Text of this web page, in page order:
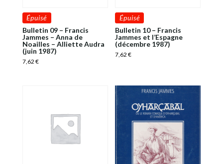
Épuisé
Bulletin 09 – Francis
Jammes – Anna de
Noailles – Alliette Audra
(juin 1987)
7,62 €
Épuisé
Bulletin 10 – Francis
Jammes et l’Espagne
(décembre 1987)
7,62€